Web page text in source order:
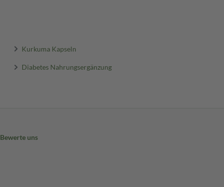
Kurkuma Kapseln
Diabetes Nahrungsergänzung
Bewerte uns